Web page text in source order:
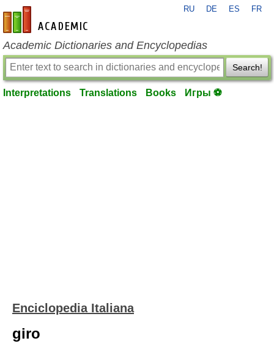
en-academic.com
RU DE ES FR
Academic Dictionaries and Encyclopedias
Search!
Interpretations Translations Books Игры ⚽
Enciclopedia Italiana
giro